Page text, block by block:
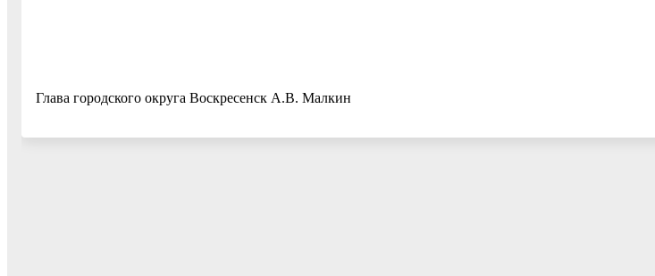
Глава городского округа Воскресенск А.В. Малкин